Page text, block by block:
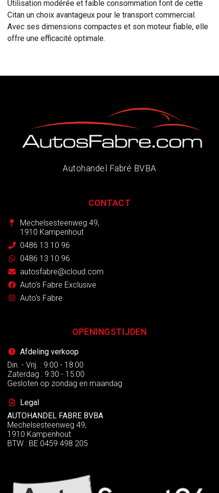
Utilisation modérée et faible consommation font de cette
Citan un choix avantageux pour le transport commercial.
Avec ses dimensions compactes et son moteur fiable, elle
offre une efficacité optimale.
Autohandel Fabré BVBA
CONTACT
Mechelsesteenweg 49,
1910 Kampenhout
0486 13 10 96
0486 13 10 96
autosfabre@icloud.com
Auto's Fabre Exclusive
Auto's Fabre
OPENINGSTIJDEN
Afdeling verkoop
Din. - Vrij. : 9:00 - 18:00
Zaterdag : 9:30 - 15:00
Gesloten op zondag en maandag
Legal
AUTOHANDEL FABRE BVBA
Mechelsesteenweg 49,
1910 Kampenhout
BTW : BE 0459 498 205